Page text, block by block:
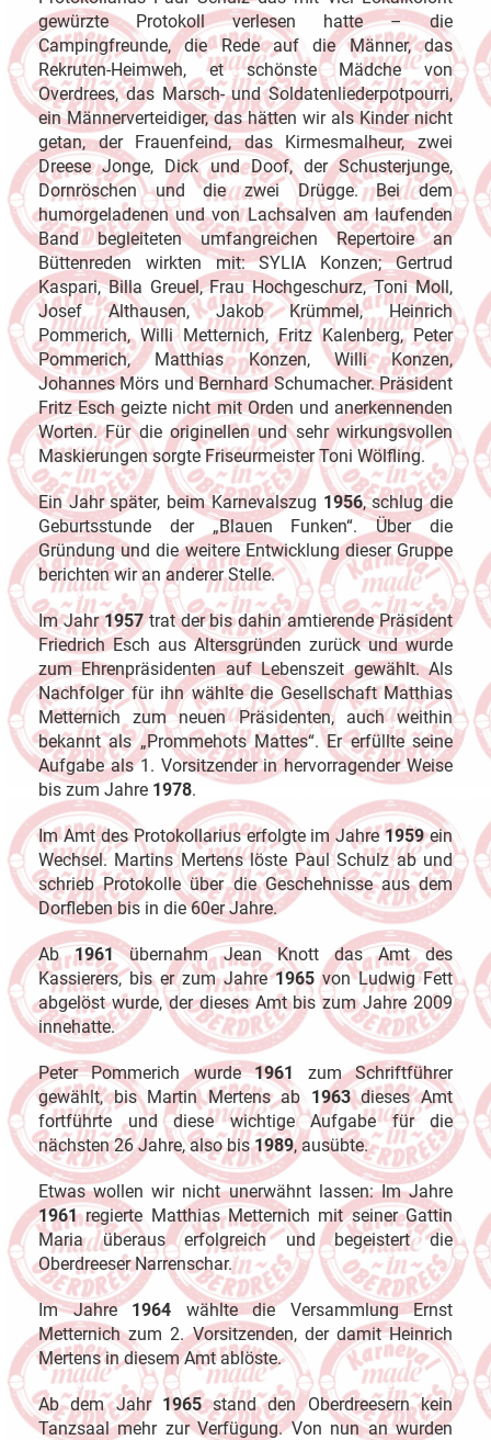
gewürzte Protokoll verlesen hatte – die
Campingfreunde, die Rede auf die Männer, das
Rekruten-Heimweh, et schönste Mädche von
Overdrees, das Marsch- und Soldatenliederpotpourri,
ein Männerverteidiger, das hätten wir als Kinder nicht
getan, der Frauenfeind, das Kirmesmalheur, zwei
Dreese Jonge, Dick und Doof, der Schusterjunge,
Dornröschen und die zwei Drügge. Bei dem
humorgeladenen und von Lachsalven am laufenden
Band begleiteten umfangreichen Repertoire an
Büttenreden wirkten mit: SYLIA Konzen; Gertrud
Kaspari, Billa Greuel, Frau Hochgeschurz, Toni Moll,
Josef Althausen, Jakob Krümmel, Heinrich
Pommerich, Willi Metternich, Fritz Kalenberg, Peter
Pommerich, Matthias Konzen, Willi Konzen,
Johannes Mörs und Bernhard Schumacher. Präsident
Fritz Esch geizte nicht mit Orden und anerkennenden
Worten. Für die originellen und sehr wirkungsvollen
Maskierungen sorgte Friseurmeister Toni Wölfling.
Ein Jahr später, beim Karnevalszug 1956, schlug die
Geburtsstunde der „Blauen Funken“. Über die
Gründung und die weitere Entwicklung dieser Gruppe
berichten wir an anderer Stelle.
Im Jahr1957trat der bis dahin amtierende Präsident
Friedrich Esch aus Altersgründen zurück und wurde
zum Ehrenpräsidenten auf Lebenszeit gewählt. Als
Nachfolger für ihn wählte die Gesellschaft Matthias
Metternich zum neuen Präsidenten, auch weithin
bekannt als „Prommehots Mattes“. Er erfüllte seine
Aufgabe als 1. Vorsitzender in hervorragender Weise
bis zum Jahre 1978.
Im Amt des Protokollarius erfolgte im Jahre1959ein
Wechsel. Martins Mertens löste Paul Schulz ab und
schrieb Protokolle über die Geschehnisse aus dem
Dorfleben bis in die 60er Jahre.
Ab1961übernahm Jean Knott das Amt des
Kassierers, bis er zum Jahre1965 von Ludwig Fett
abgelöst wurde, der dieses Amt bis zum Jahre 2009
innehatte.
Peter Pommerich wurde1961
zum Schriftführer
gewählt, bis Martin Mertens ab 1963dieses Amt
fortführte und diese wichtige Aufgabe für die
nächsten 26 Jahre, also bis1989, ausübte.
Etwas wollen wir nicht unerwähnt lassen: Im Jahre
1961regierte Matthias Metternich mit seiner Gattin
Maria überaus erfolgreich und begeistert die
Oberdreeser Narrenschar.
Im Jahre 1964 wählte die Versammlung Ernst
Metternich zum 2. Vorsitzenden, der damit Heinrich
Mertens in diesem Amt ablöste.
Ab dem Jahr 1965stand den Oberdreesern kein
Tanzsaal mehr zur Verfügung. Von nun an wurden